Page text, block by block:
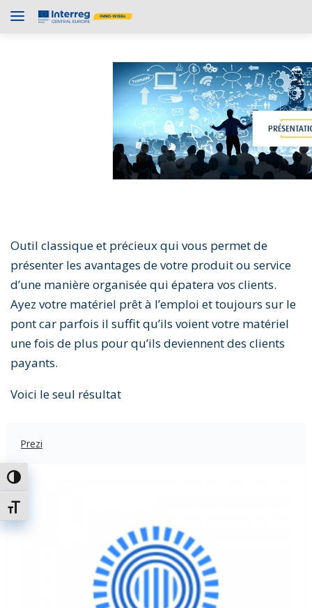
Passer en contraste élevé
Changer la taille de la police
Outil classique et précieux qui vous permet de
présenter les avantages de votre produit ou service
d’une manière organisée qui épatera vos clients.
Ayez votre matériel prêt à l’emploi et toujours sur le
pont car parfois il suffit qu’ils voient votre matériel
une fois de plus pour qu’ils deviennent des clients
payants.
Voici le seul résultat
Prezi